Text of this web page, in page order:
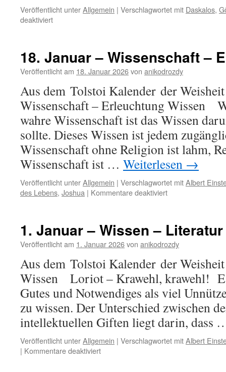
Veröffentlicht unterAllgemein | Verschlagwortet mit Daskalos,
deaktiviertfür
Wissen
18. Januar – Wissenschaft –
Veröffentlicht am 18. Januar 2026von anikodrozdy
Aus dem Tolstoi Kalender der
Wissenschaft – Erleuchtung Wissen
wahre Wissenschaft ist das Wissen
sollte. Dieses Wissen ist jedem
Wissenschaft ohne Religion ist lahm,
Wissenschaft ist … Weiterlesen →
Veröffentlicht unterAllgemein | Verschlagwortet mitAlbert
des Lebens, Joshua | Kommentare deaktiviertfür
Wissenschaft
–
1. Januar – Wissen – Literatur
Veröffentlicht am 1. Januar 2026von anikodrozdy
Aus dem Tolstoi Kalender der
Wissen Loriot – Krawehl, krawehl!
Gutes und Notwendiges als viel
zu wissen. Der Unterschied zwischen
intellektuellen Giften liegt darin, dass
Veröffentlicht unterAllgemein | Verschlagwortet mitAlbert
| Kommentare deaktiviertfür